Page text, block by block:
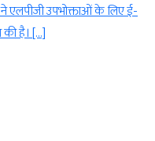
उपभोक्ताओं के लिए ई-
है। […]